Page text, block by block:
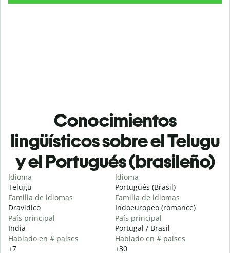
Conocimientos
lingüísticos sobre el Telugu
y el Portugués (brasileño)
Idioma
Telugu
Familia de idiomas
Dravídico
País principal
India
Hablado en # países
+7
Idioma
Portugués (Brasil)
Familia de idiomas
Indoeuropeo (romance)
País principal
Portugal / Brasil
Hablado en # países
+30